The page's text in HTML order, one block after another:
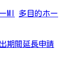
MI
多目的ホー
期間延長申請